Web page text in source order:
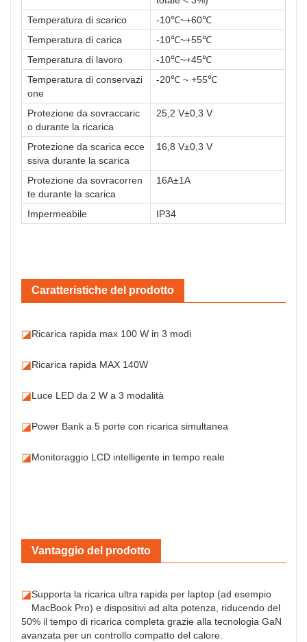
Temperatura di scarico
-10℃~+60℃
Temperatura di carica
-10℃~+55℃
Temperatura di lavoro
-10℃~+45℃
Temperatura di conservazi
one
-20℃ ~ +55℃
Protezione da sovraccaric
o durante la ricarica
25,2 V±0,3 V
Protezione da scarica ecce
ssiva durante la scarica
16,8 V±0,3 V
Protezione da sovracorren
te durante la scarica
16A±1A
Impermeabile IP34
Caratteristiche del prodotto
◪Ricarica rapida max 100 W in 3 modi
◪Ricarica rapida MAX 140W
◪Luce LED da 2 W a 3 modalità
◪Power Bank a 5 porte con ricarica simultanea
◪Monitoraggio LCD intelligente in tempo reale
Vantaggio del prodotto
◪Supporta la ricarica ultra rapida per laptop (ad esempio
MacBook Pro) e dispositivi ad alta potenza, riducendo del
50% il tempo di ricarica completa grazie alla tecnologia GaN
avanzata per un controllo compatto del calore.